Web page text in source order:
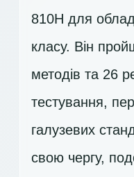
810H для
класу. Він
методів та 26
тестування,
галузевих
свою чергу,